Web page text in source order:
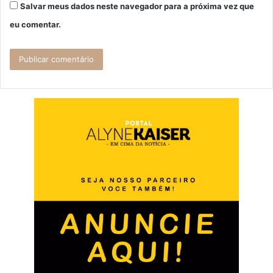
Salvar meus dados neste navegador para a próxima vez que
eu comentar.